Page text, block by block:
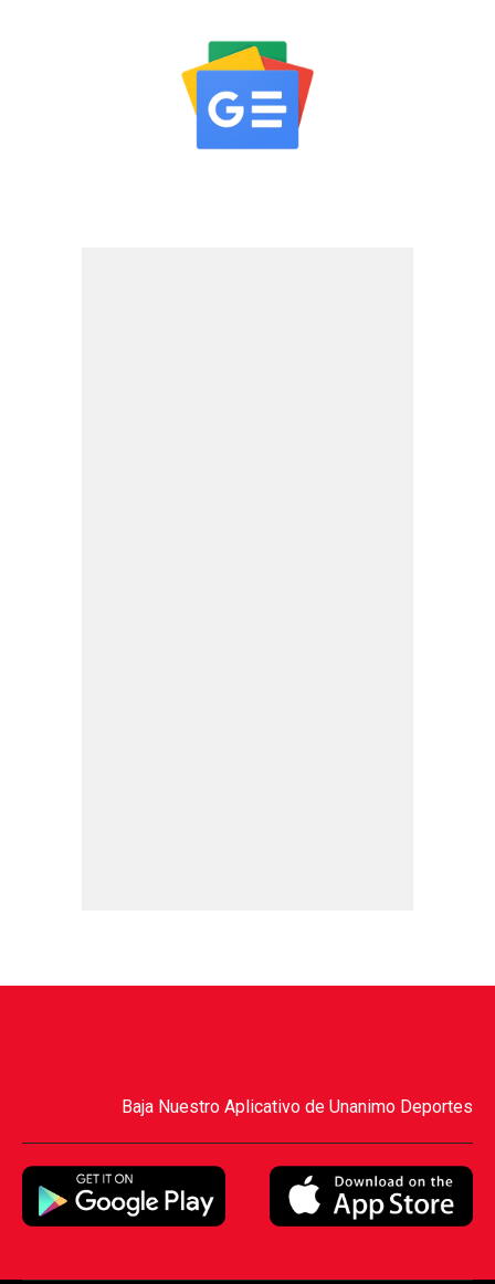
Baja Nuestro Aplicativo de Unanimo Deportes